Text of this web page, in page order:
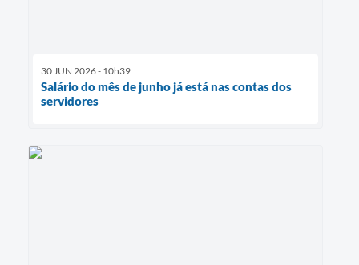
30 JUN 2026 - 10h39
Salário do mês de junho já está nas contas dos
servidores